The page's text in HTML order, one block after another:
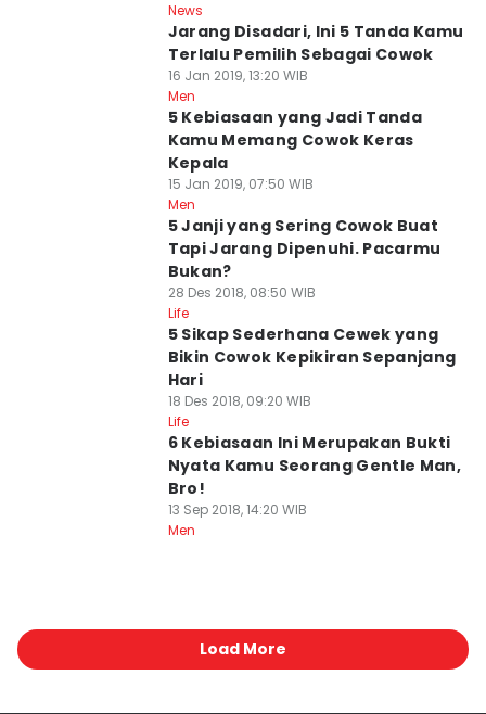
News
Jarang Disadari, Ini 5 Tanda Kamu
Terlalu Pemilih Sebagai Cowok
16 Jan 2019, 13:20 WIB
Men
5 Kebiasaan yang Jadi Tanda
Kamu Memang Cowok Keras
Kepala
15 Jan 2019, 07:50 WIB
Men
5 Janji yang Sering Cowok Buat
Tapi Jarang Dipenuhi. Pacarmu
Bukan?
28 Des 2018, 08:50 WIB
Life
5 Sikap Sederhana Cewek yang
Bikin Cowok Kepikiran Sepanjang
Hari
18 Des 2018, 09:20 WIB
Life
6 Kebiasaan Ini Merupakan Bukti
Nyata Kamu Seorang Gentle Man,
Bro!
13 Sep 2018, 14:20 WIB
Men
Load More